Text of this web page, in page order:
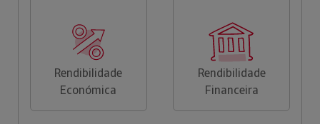
Rendibilidade
Económica
Rendibilidade
Financeira